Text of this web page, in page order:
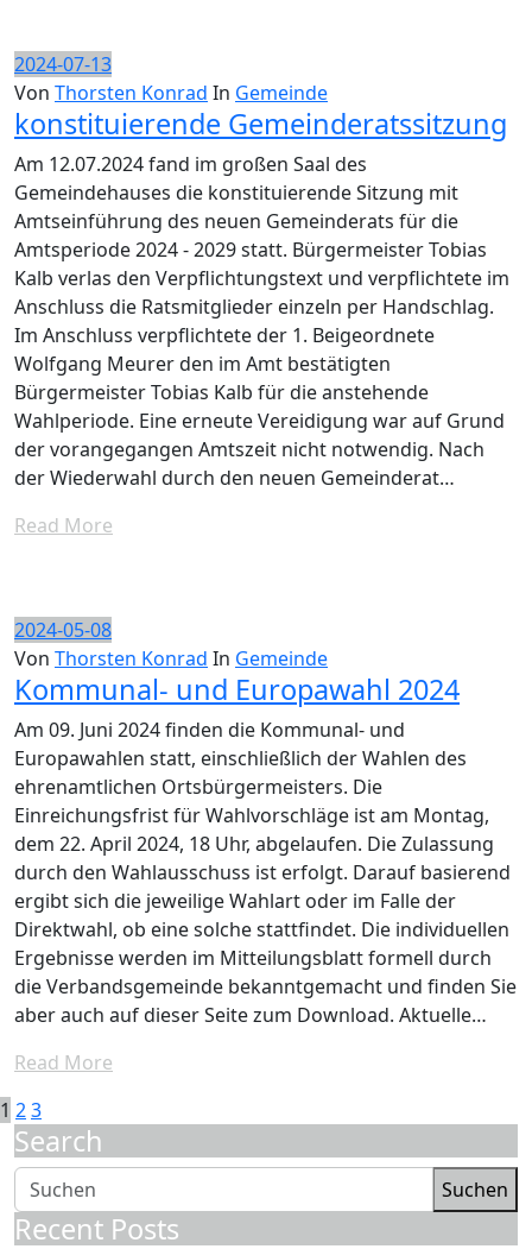
2024-07-13
Von Thorsten Konrad In Gemeinde
konstituierende Gemeinderatssitzung
Am 12.07.2024 fand im großen Saal des
Gemeindehauses die konstituierende Sitzung mit
Amtseinführung des neuen Gemeinderats für die
Amtsperiode 2024 - 2029 statt. Bürgermeister Tobias
Kalb verlas den Verpflichtungstext und verpflichtete im
Anschluss die Ratsmitglieder einzeln per Handschlag.
Im Anschluss verpflichtete der 1. Beigeordnete
Wolfgang Meurer den im Amt bestätigten
Bürgermeister Tobias Kalb für die anstehende
Wahlperiode. Eine erneute Vereidigung war auf Grund
der vorangegangen Amtszeit nicht notwendig. Nach
der Wiederwahl durch den neuen Gemeinderat…
Read More
2024-05-08
Von Thorsten Konrad In Gemeinde
Kommunal- und Europawahl 2024
Am 09. Juni 2024 finden die Kommunal- und
Europawahlen statt, einschließlich der Wahlen des
ehrenamtlichen Ortsbürgermeisters. Die
Einreichungsfrist für Wahlvorschläge ist am Montag,
dem 22. April 2024, 18 Uhr, abgelaufen. Die Zulassung
durch den Wahlausschuss ist erfolgt. Darauf basierend
ergibt sich die jeweilige Wahlart oder im Falle der
Direktwahl, ob eine solche stattfindet. Die individuellen
Ergebnisse werden im Mitteilungsblatt formell durch
die Verbandsgemeinde bekanntgemacht und finden Sie
aber auch auf dieser Seite zum Download. Aktuelle…
Read More
Seitennummerierung
der
Beiträge
1 23
Search
Suchen
Recent Posts